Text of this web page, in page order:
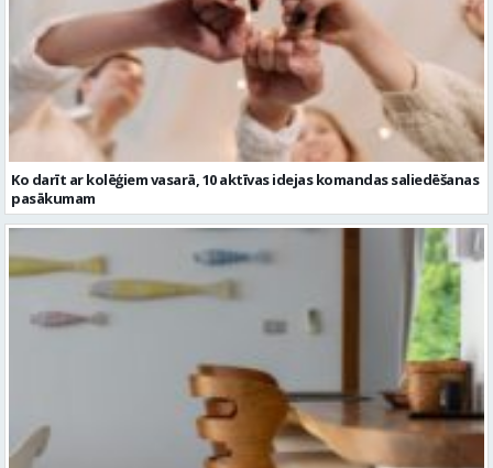
Ko darīt ar kolēģiem vasarā, 10 aktīvas idejas komandas saliedēšanas
pasākumam